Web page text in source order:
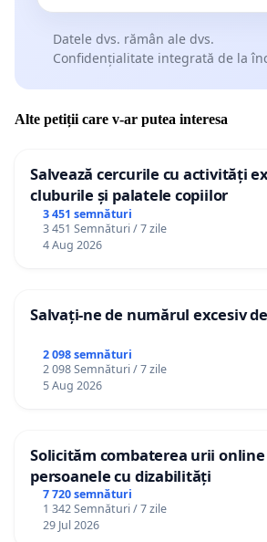
Datele dvs. rămân ale dvs.
Confidențialitate integrată de la
Alte petiții care v-ar putea interesa
Salvează cercurile cu activități
cluburile și palatele copiilor
3 451 semnături
3 451 Semnături / 7 zile
4 Aug 2026
Salvați-ne de numărul excesiv
2 098 semnături
2 098 Semnături / 7 zile
5 Aug 2026
Solicităm combaterea urii
persoanele cu dizabilități
7 720 semnături
1 342 Semnături / 7 zile
29 Jul 2026